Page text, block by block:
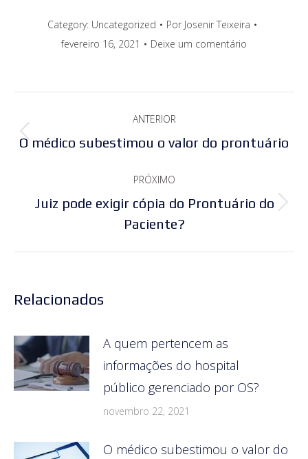
Category: Uncategorized Por Josenir Teixeira
fevereiro 16, 2021
Deixe um comentário
de
ANTERIOR
Post
O médico subestimou o valor do prontuário
PRÓXIMO
Próximo
post:
Juiz pode exigir cópia do Prontuário do
Paciente?
Relacionados
A quem pertencem as
informações do hospital
público gerenciado por OS?
novembro 22, 2021
O médico subestimou o valor do